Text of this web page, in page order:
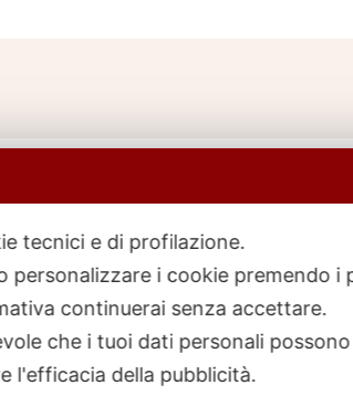
tecnici e di profilazione.
personalizzare i cookie premendo i
continuerai senza accettare.
che i tuoi dati personali
l'efficacia della pubblicità.